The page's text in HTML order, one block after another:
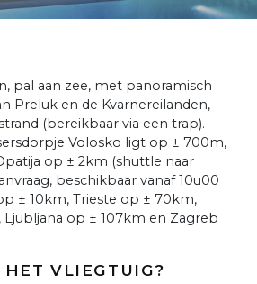
pal aan zee, met panoramisch
Preluk en de Kvarnereilanden,
(bereikbaar via een trap).
Volosko ligt op ± 700m,
op ± 2km (shuttle naar
beschikbaar vanaf 10u00
± 10km, Trieste op ± 70km,
op ± 107km en Zagreb
VLIEGTUIG?